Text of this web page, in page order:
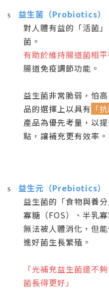
s 益生菌（Probiotics）
對人體有益的「活菌
菌。
有助於維持腸道菌相
腸道免疫調節功能。
益生菌非常脆弱，怕
品的選擇上以具有 「
產品為優先考量，以
點，讓補充更有效率。
s 益生元（Prebiotics）
益生菌的「食物與養
寡糖（FOS）、半乳
無法被人體消化，但
進好菌生長繁殖。
「光補充益生菌還不
菌長得更好」